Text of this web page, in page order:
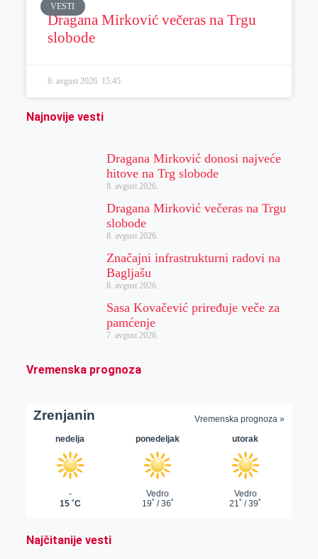
VESTI
Dragana Mirković večeras na Trgu
slobode
8. avgust 2026. 15:45
Najnovije vesti
Dragana Mirković donosi najveće
hitove na Trg slobode
8. avgust 2026.
Dragana Mirković večeras na Trgu
slobode
8. avgust 2026.
Značajni infrastrukturni radovi na
Bagljašu
8. avgust 2026.
Sasa Kovačević priređuje veče za
pamćenje
7. avgust 2026.
Vremenska prognoza
Najčitanije vesti